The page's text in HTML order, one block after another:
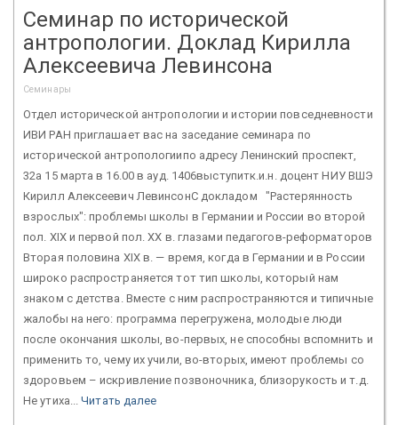
Семинар по исторической
антропологии. Доклад Кирилла
Алексеевича Левинсона
Семинары
Отдел исторической антропологии и истории повседневности
ИВИ РАН приглашает вас на заседание семинара по
исторической антропологиипо адресу Ленинский проспект,
32а 15 марта в 16.00 в ауд. 1406выступитк.и.н. доцент НИУ ВШЭ
Кирилл Алексеевич ЛевинсонС докладом "Растерянность
взрослых": проблемы школы в Германии и России во второй
пол. XIX и первой пол. ХХ в. глазами педагогов-реформаторов
Вторая половина XIX в. — время, когда в Германии и в России
широко распространяется тот тип школы, который нам
знаком с детства. Вместе с ним распространяются и типичные
жалобы на него: программа перегружена, молодые люди
после окончания школы, во-первых, не способны вспомнить и
применить то, чему их учили, во-вторых, имеют проблемы со
здоровьем – искривление позвоночника, близорукость и т.д.
Не утиха...Читать далее